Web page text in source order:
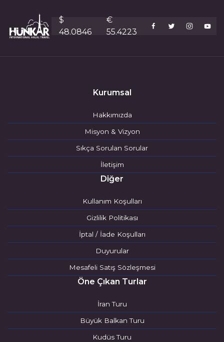
$
48.0846
€
55.4223
Kurumsal
Hakkımızda
Misyon & Vizyon
Sıkça Sorulan Sorular
İletişim
Diğer
Kullanım Koşulları
Gizlilik Politikası
İptal / İade Koşulları
Duyurular
Mesafeli Satış Sözleşmesi
Öne Çıkan Turlar
İran Turu
Büyük Balkan Turu
Kudüs Turu